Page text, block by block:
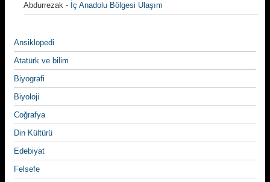
Abdurrezak - İç Anadolu Bölgesi Ulaşım
Ansiklopedi
Atatürk ve bilim
Biyografi
Biyoloji
Coğrafya
Din Kültürü
Edebiyat
Felsefe